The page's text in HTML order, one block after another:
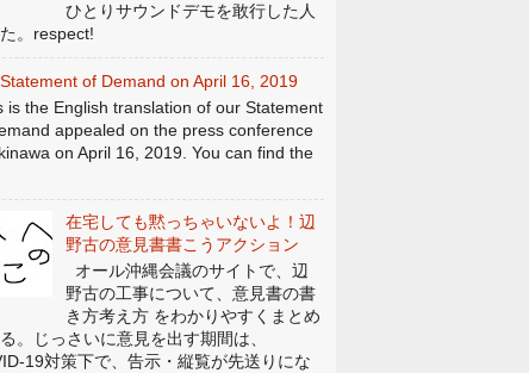
ひとりサウンドデモを敢行した人
。respect!
of Demand on April 16, 2019
is the English translation of our Statement
appealed on the press conference
on April 16, 2019. You can find the
在宅しても黙っちゃいないよ！辺
野古の意見書書こうアクション
オール沖縄会議のサイトで、辺
野古の工事について、意見書の書
き方考え方 をわかりやすくまとめ
。じっさいに意見を出す期間は、
19対策下で、告示・縦覧が先送りにな